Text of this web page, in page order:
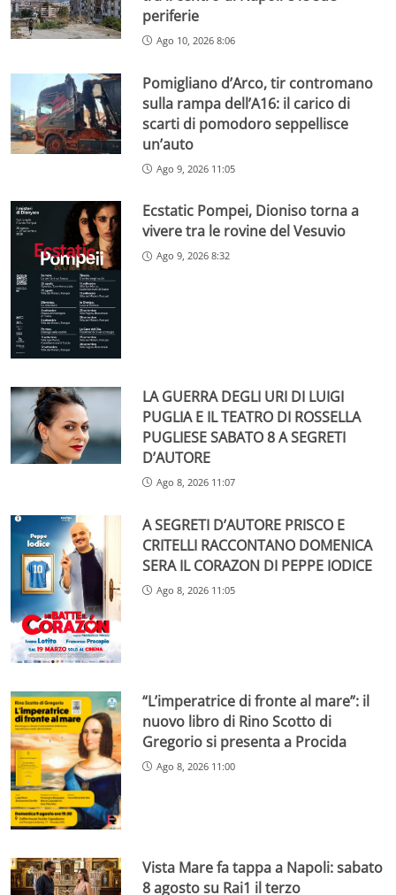
periferie
Ago 10, 2026 8:06
Pomigliano d’Arco, tir contromano
sulla rampa dell’A16: il carico di
scarti di pomodoro seppellisce
un’auto
Ago 9, 2026 11:05
Ecstatic Pompei, Dioniso torna a
vivere tra le rovine del Vesuvio
Ago 9, 2026 8:32
LA GUERRA DEGLI URI DI LUIGI
PUGLIA E IL TEATRO DI ROSSELLA
PUGLIESE SABATO 8 A SEGRETI
D’AUTORE
Ago 8, 2026 11:07
A SEGRETI D’AUTORE PRISCO E
CRITELLI RACCONTANO DOMENICA
SERA IL CORAZON DI PEPPE IODICE
Ago 8, 2026 11:05
“L’imperatrice di fronte al mare”: il
nuovo libro di Rino Scotto di
Gregorio si presenta a Procida
Ago 8, 2026 11:00
Vista Mare fa tappa a Napoli: sabato
8 agosto su Rai1 il terzo